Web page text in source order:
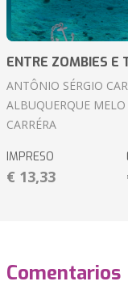
ENTRE ZOMBIES E
ANTÔNIO SÉRGIO
ALBUQUERQUE
CARRÉRA
IMPRESO
€ 13,33
Comentarios